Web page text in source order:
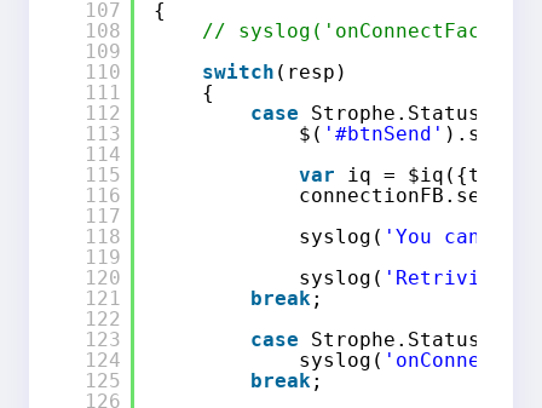
107
108
109
110
111
112
113
114
115
116
117
118
119
120
121
122
123
124
125
126
{
//
switch (resp)
{
case
$( '#btnSend' ).show(
var
iq = $iq({type:
syslog( 'You can
syslog( 'Retriving
break;
case
syslog( 'onConnect:
break;